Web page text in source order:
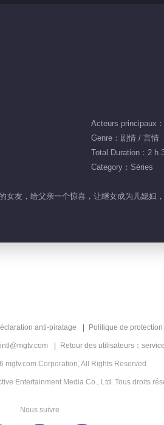
Acteurs principaux
Genre：剧情 / 言情
Total Duration：2 h
Category：Séries
友，给父亲一个惊喜，让继女成为儿媳妇
anti-piratage Politique de
Retour des utilisateurs：
mgtv.com Corporation, All Rights Reserved
Entertainment Media Co., Ltd. Tous droits
Nous suivre